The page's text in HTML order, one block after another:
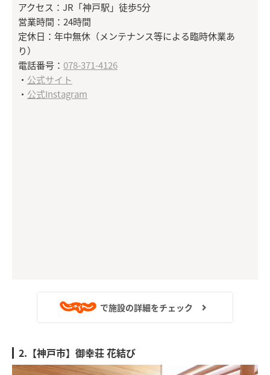
アクセス：JR「神戸駅」徒歩5分
営業時間：24時間
定休日：年中無休（メンテナンス等による臨時休業あ
り）
電話番号： 078-371-4126
・ 公式サイト
・ 公式Instagram
で施設の詳細をチェック
2.【神戸市】御幸荘 花結び